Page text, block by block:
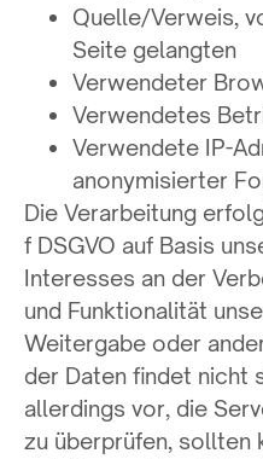
Quelle/Verweis,
Seite gelangten
Verwendeter
Verwendetes
Verwendete IP-
anonymisierter
Die Verarbeitung
f DSGVO auf Basis
Interesses an der
und Funktionalität
Weitergabe oder
der Daten findet nicht
allerdings vor, die
zu überprüfen, sollten